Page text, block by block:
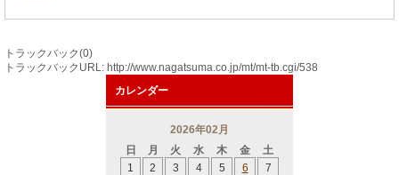
トラックバック(0)
トラックバックURL: http://www.nagatsuma.co.jp/mt/mt-tb.cgi/538
カレンダー
2026年02月
日
月 火 水 木 金
土
1
2 3 4 5 6
7